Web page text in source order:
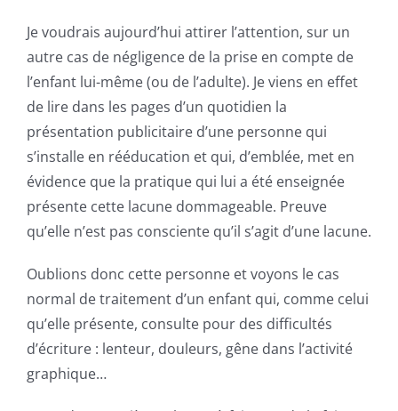
Je voudrais aujourd’hui attirer l’attention, sur un
autre cas de négligence de la prise en compte de
l’enfant lui-même (ou de l’adulte). Je viens en effet
de lire dans les pages d’un quotidien la
présentation publicitaire d’une personne qui
s’installe en rééducation et qui, d’emblée, met en
évidence que la pratique qui lui a été enseignée
présente cette lacune dommageable. Preuve
qu’elle n’est pas consciente qu’il s’agit d’une lacune.
Oublions donc cette personne et voyons le cas
normal de traitement d’un enfant qui, comme celui
qu’elle présente, consulte pour des difficultés
d’écriture : lenteur, douleurs, gêne dans l’activité
graphique…